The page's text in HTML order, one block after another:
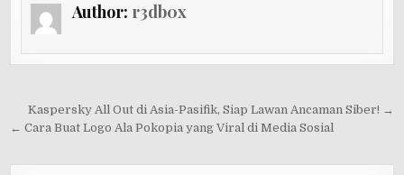
Author: r3db0x
Post
navigation
Kaspersky All Out di Asia-Pasifik, Siap Lawan Ancaman Siber! →
← Cara Buat Logo Ala Pokopia yang Viral di Media Sosial